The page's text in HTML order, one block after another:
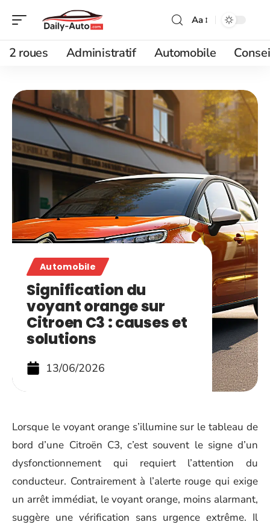
Aa
2 roues Administratif Automobile
Automobile
Signification du
voyant orange sur
Citroen C3 : causes et
solutions
13/06/2026
Lorsque le voyant orange s’illumine sur le tableau de
bord d’une Citroën C3, c’est souvent le signe d’un
dysfonctionnement qui requiert l’attention du
conducteur. Contrairement à l’alerte rouge qui exige
un arrêt immédiat, le voyant orange, moins alarmant,
suggère une vérification sans urgence extrême. Il